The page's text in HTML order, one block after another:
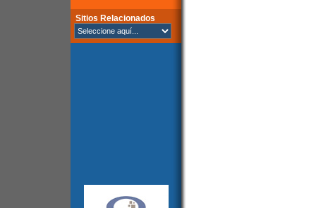
Sitios Relacionados